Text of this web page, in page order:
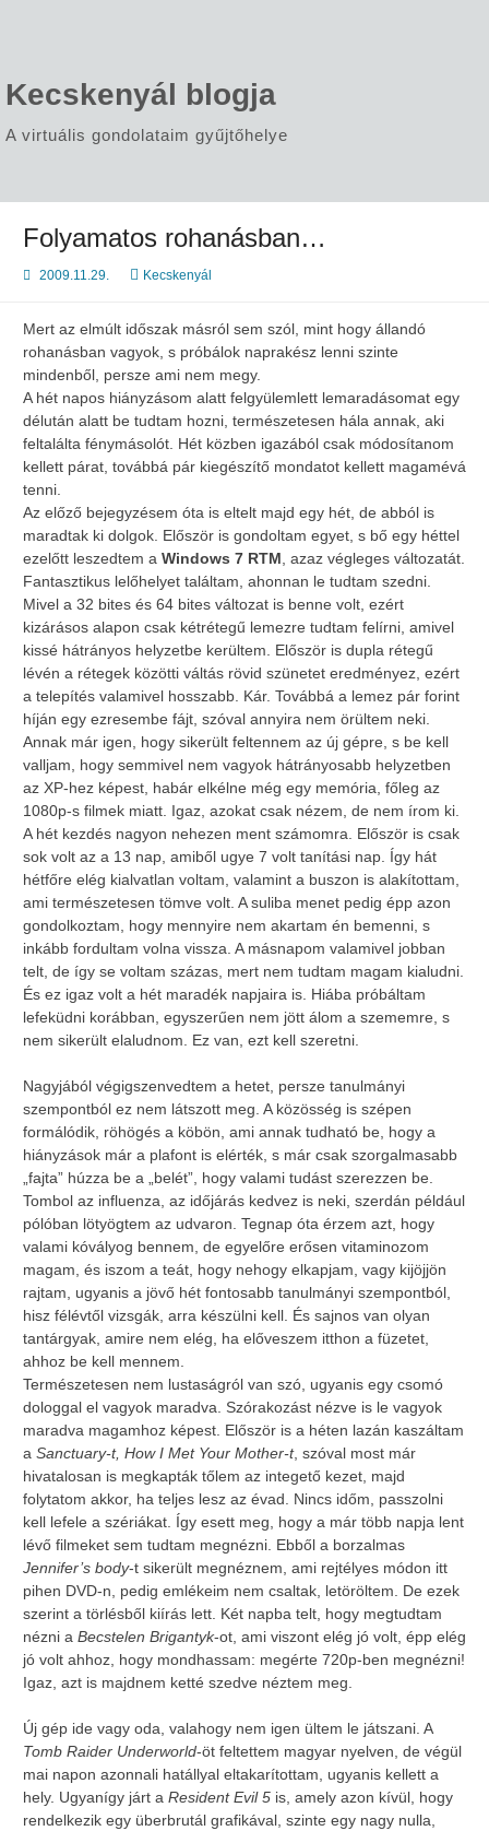
Kecskenyál blogja
A virtuális gondolataim gyűjtőhelye
Folyamatos rohanásban…
2009.11.29. Kecskenyál
Mert az elmúlt időszak másról sem szól, mint hogy állandó
rohanásban vagyok, s próbálok naprakész lenni szinte
mindenből, persze ami nem megy.
A hét napos hiányzásom alatt felgyülemlett lemaradásomat egy
délután alatt be tudtam hozni, természetesen hála annak, aki
feltalálta fénymásolót. Hét közben igazából csak módosítanom
kellett párat, továbbá pár kiegészítő mondatot kellett magamévá
tenni.
Az előző bejegyzésem óta is eltelt majd egy hét, de abból is
maradtak ki dolgok. Először is gondoltam egyet, s bő egy héttel
ezelőtt leszedtem a Windows 7 RTM, azaz végleges változatát.
Fantasztikus lelőhelyet találtam, ahonnan le tudtam szedni.
Mivel a 32 bites és 64 bites változat is benne volt, ezért
kizárásos alapon csak kétrétegű lemezre tudtam felírni, amivel
kissé hátrányos helyzetbe kerültem. Először is dupla rétegű
lévén a rétegek közötti váltás rövid szünetet eredményez, ezért
a telepítés valamivel hosszabb. Kár. Továbbá a lemez pár forint
híján egy ezresembe fájt, szóval annyira nem örültem neki.
Annak már igen, hogy sikerült feltennem az új gépre, s be kell
valljam, hogy semmivel nem vagyok hátrányosabb helyzetben
az XP-hez képest, habár elkélne még egy memória, főleg az
1080p-s filmek miatt. Igaz, azokat csak nézem, de nem írom ki.
A hét kezdés nagyon nehezen ment számomra. Először is csak
sok volt az a 13 nap, amiből ugye 7 volt tanítási nap. Így hát
hétfőre elég kialvatlan voltam, valamint a buszon is alakítottam,
ami természetesen tömve volt. A suliba menet pedig épp azon
gondolkoztam, hogy mennyire nem akartam én bemenni, s
inkább fordultam volna vissza. A másnapom valamivel jobban
telt, de így se voltam százas, mert nem tudtam magam kialudni.
És ez igaz volt a hét maradék napjaira is. Hiába próbáltam
lefeküdni korábban, egyszerűen nem jött álom a szememre, s
nem sikerült elaludnom. Ez van, ezt kell szeretni.
Nagyjából végigszenvedtem a hetet, persze tanulmányi
szempontból ez nem látszott meg. A közösség is szépen
formálódik, röhögés a köbön, ami annak tudható be, hogy a
hiányzások már a plafont is elérték, s már csak szorgalmasabb
„fajta” húzza be a „belét”, hogy valami tudást szerezzen be.
Tombol az influenza, az időjárás kedvez is neki, szerdán például
pólóban lötyögtem az udvaron. Tegnap óta érzem azt, hogy
valami kóvályog bennem, de egyelőre erősen vitaminozom
magam, és iszom a teát, hogy nehogy elkapjam, vagy kijöjjön
rajtam, ugyanis a jövő hét fontosabb tanulmányi szempontból,
hisz félévtől vizsgák, arra készülni kell. És sajnos van olyan
tantárgyak, amire nem elég, ha előveszem itthon a füzetet,
ahhoz be kell mennem.
Természetesen nem lustaságról van szó, ugyanis egy csomó
dologgal el vagyok maradva. Szórakozást nézve is le vagyok
maradva magamhoz képest. Először is a héten lazán kaszáltam
a Sanctuary-t, How I Met Your Mother-t, szóval most már
hivatalosan is megkapták tőlem az integető kezet, majd
folytatom akkor, ha teljes lesz az évad. Nincs időm, passzolni
kell lefele a szériákat. Így esett meg, hogy a már több napja lent
lévő filmeket sem tudtam megnézni. Ebből a borzalmas
Jennifer’s body-t sikerült megnéznem, ami rejtélyes módon itt
pihen DVD-n, pedig emlékeim nem csaltak, letöröltem. De ezek
szerint a törlésből kiírás lett. Két napba telt, hogy megtudtam
nézni a Becstelen Brigantyk-ot, ami viszont elég jó volt, épp elég
jó volt ahhoz, hogy mondhassam: megérte 720p-ben megnézni!
Igaz, azt is majdnem ketté szedve néztem meg.
Új gép ide vagy oda, valahogy nem igen ültem le játszani. A
Tomb Raider Underworld-öt feltettem magyar nyelven, de végül
mai napon azonnali hatállyal eltakarítottam, ugyanis kellett a
hely. Ugyanígy járt a Resident Evil 5 is, amely azon kívül, hogy
rendelkezik egy überbrutál grafikával, szinte egy nagy nulla,